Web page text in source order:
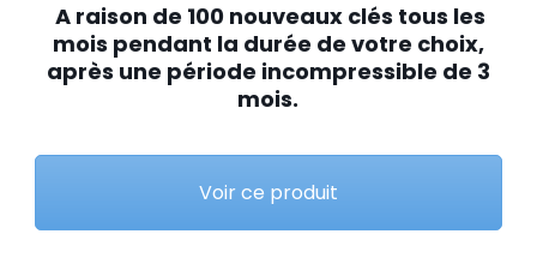
A raison de 100 nouveaux clés tous les
mois pendant la durée de votre choix,
après une période incompressible de 3
mois.
Voir ce produit